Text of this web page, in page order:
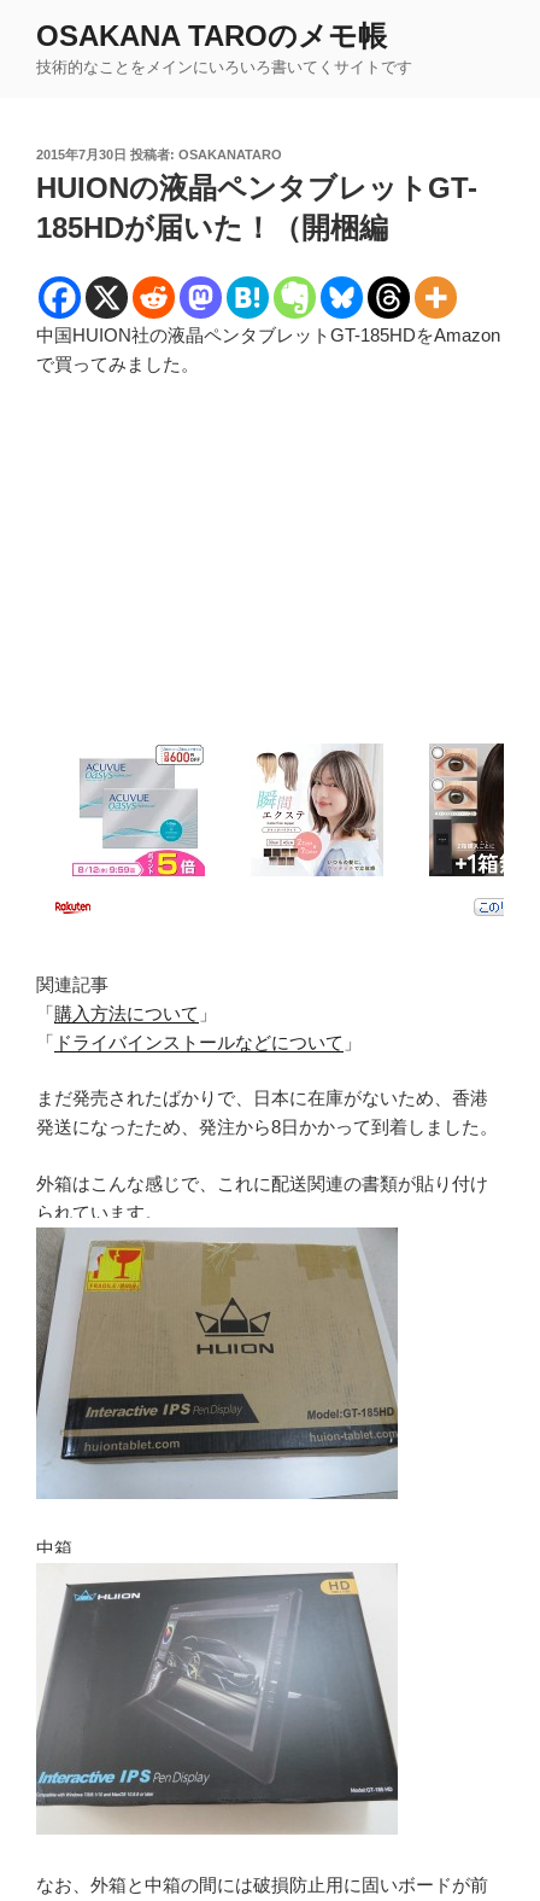
OSAKANA TAROのメモ帳
技術的なことをメインにいろいろ書いてくサイトです
投
稿
日:
2015年7月30日 投稿者: OSAKANATARO
HUIONの液晶ペンタブレットGT-
185HDが届いた！（開梱編
中国HUION社の液晶ペンタブレットGT-185HDをAmazon
で買ってみました。
関連記事
「購入方法について 」
「 ドライバインストールなどについて 」
まだ発売されたばかりで、日本に在庫がないため、香港
発送になったため、発注から8日かかって到着しました。
外箱はこんな感じで、これに配送関連の書類が貼り付け
られています。
中箱
なお、外箱と中箱の間には破損防止用に固いボードが前